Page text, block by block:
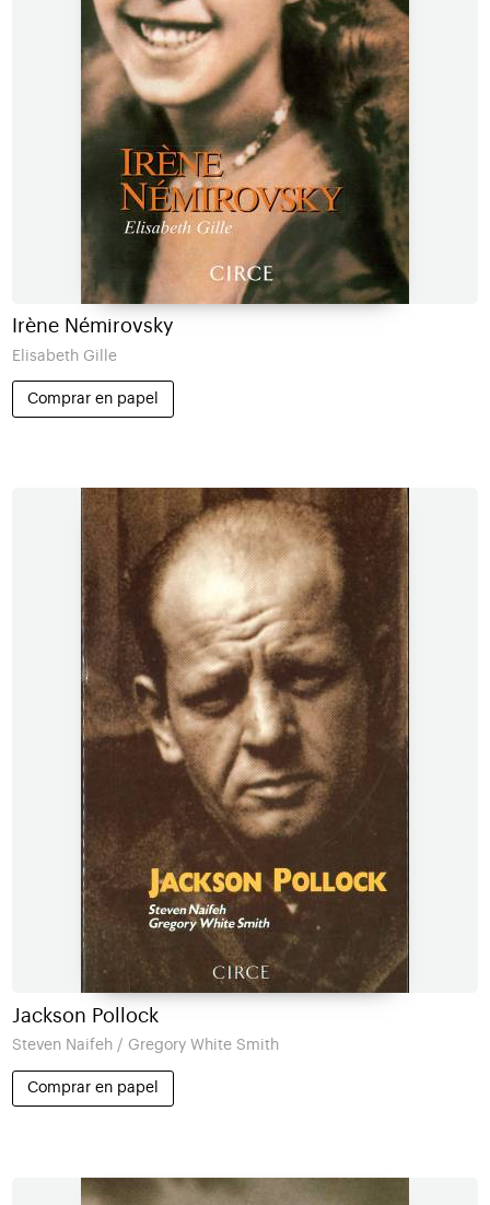
Irène Némirovsky
Elisabeth Gille
Comprar en papel
Jackson Pollock
Steven Naifeh / Gregory White Smith
Comprar en papel